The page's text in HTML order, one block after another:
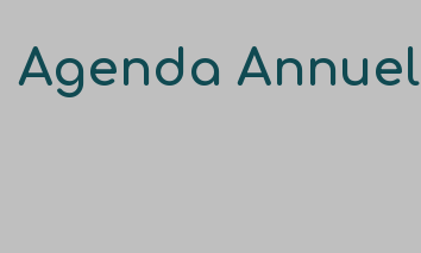
Agenda Annuel